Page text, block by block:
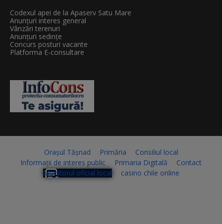
Codexul apei de la Apaserv Satu Mare
Anunțuri interes general
Vânzări terenuri
Anunțuri sedințe
Concurs posturi vacante
Platforma E-consultare
Orașul Tășnad Primăria
Consiliul local
Informații de interes public
Primaria Digitală
Contact
Monitorul oficial local
casino chile online